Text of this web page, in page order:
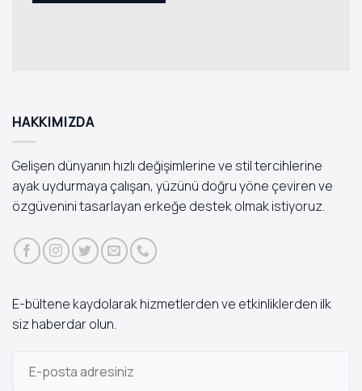
HAKKIMIZDA
Gelişen dünyanın hızlı değişimlerine ve stil tercihlerine
ayak uydurmaya çalışan, yüzünü doğru yöne çeviren ve
özgüvenini tasarlayan erkeğe destek olmak istiyoruz.
E-bültene kaydolarak hizmetlerden ve etkinliklerden ilk
siz haberdar olun.